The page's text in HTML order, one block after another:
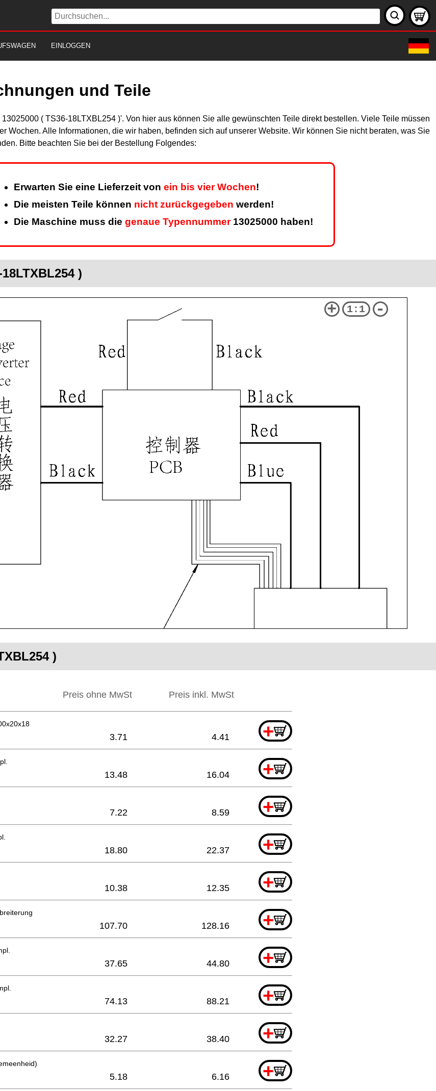
EINLOGGEN
und Teile
( TS36-18LTXBL254 )'. Von hier aus können Sie alle gewünschten Teile direkt bestellen. Viele Teile müssen
Wochen. Alle Informationen, die wir haben, befinden sich auf unserer Website. Wir können Sie nicht beraten, was Sie
Bitte beachten Sie bei der Bestellung Folgendes:
Erwarten Sie eine Lieferzeit von ein bis vier Wochen!
Die meisten Teile können nicht zurückgegeben werden!
Die Maschine muss die genaue Typennummer13025000 haben!
)
+ 1:1 -
)
Preis ohne MwSt Preis inkl. MwSt
+
3.71 4.41
+
13.48 16.04
+
7.22 8.59
+
18.80 22.37
+
10.38 12.35
+
107.70 128.16
+
37.65 44.80
+
74.13 88.21
+
32.27 38.40
+
5.18 6.16